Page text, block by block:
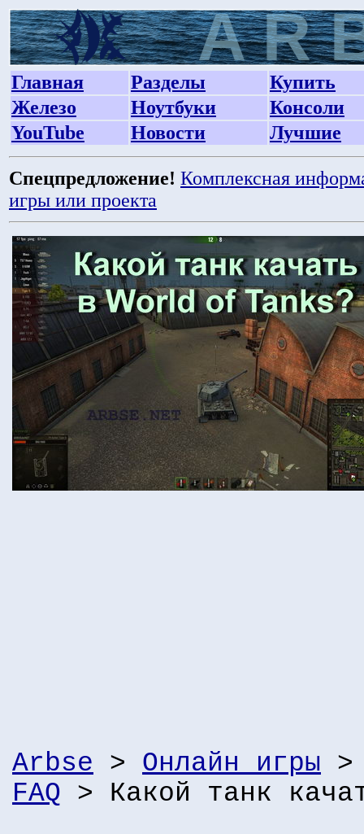
Главная Разделы
Купить
Железо
Ноутбуки
Консоли
YouTube
Новости Лучшие
Спецпредложение! Комплексная
игры или проекта
Arbse > Онлайн игры
FAQ > Какой танк